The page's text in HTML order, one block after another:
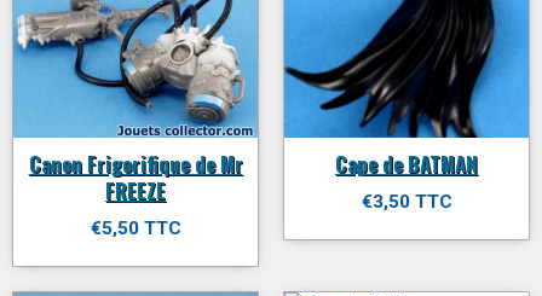
Canon Frigorifique de Mr
FREEZE
€5,50 TTC
Cape de BATMAN
€3,50 TTC